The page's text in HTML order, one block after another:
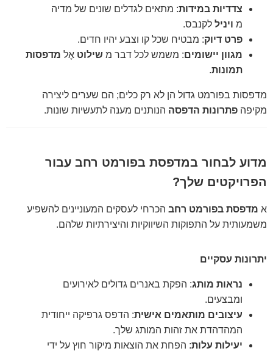
צדדיות במידות: מתאים לגדלים שונים של מדיה
מ ויניל לקנבס.
פרט דיוק: מבטיח שכל קו וצבע יהיו חדים.
מגוון יישומים: משמש לכל דבר מ שילוט אֶל מדפסות
תמונות.
מדפסות בפורמט גדול הן לא רק כלים; הם שערים ליצירה
מקיפה פתרונות הדפסה הנותנים מענה לתעשיות שונות.
מדוע לבחור במדפסת בפורמט רחב עבור
הפרויקטים שלך?
א מדפסת בפורמט רחב הכרחי לעסקים המעוניינים להשפיע
משמעותית על התפוקות השיווקיות והיצירתיות שלהם.
יתרונות עסקיים
נראות מותג: הפקת באנרים גדולים לאירועים
ומבצעים.
עיצובים מותאמים אישית: הדפס גרפיקה ייחודית
המהדהדת את זהות המותג שלך.
יעילות עלות: הפחת את הוצאות מיקור חוץ על ידי